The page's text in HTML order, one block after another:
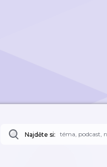
Najděte si: